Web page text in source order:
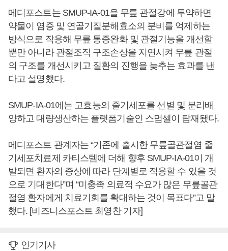
메디포스트는 SMUP-IA-01을 무릎 관절강에 투약하면
약물이 염증 및 연골기질분해효소의 분비를 억제하는
방식으로 작용해 무릎 통증완화 및 관절기능을 개선할
뿐만 아니라 관절조직 구조손상을 지연시켜 무릎 관절
의 구조를 개선시키고 질환의 진행을 늦추는 효과를 낸
다고 설명했다.
SMUP-IA-01에는 고효능의 줄기세포를 선별 및 분리배
양하고 대량생산하는 플랫폼기술인 스멉셀이 탑재됐다.
메디포스트 관계자는 “기존에 출시한 무릎골관절염 줄
기세포치료제 카티스템에 더해 향후 SMUP-IA-01이 개
발되면 환자의 증상에 따라 단계별로 적용할 수 있을 것
으로 기대한다”며 “미충족 의료적 수요가 많은 무릎골관
절염 환자에게 치료기회를 확대하는 것이 목표다”고 말
했다. [비즈니스포스트 최영찬 기자]
인기기사